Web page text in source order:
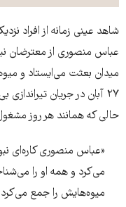
شاهد عینی زمانه از افراد
عباس منصوری از معترضان
میدان بعثت می‌ایستاد و
۲۷ آبان در جریان
حالی که همانند هر روز
«عباس منصوری کاره‌ای
می‌کرد و همه او را
میوه‌هایش را جمع